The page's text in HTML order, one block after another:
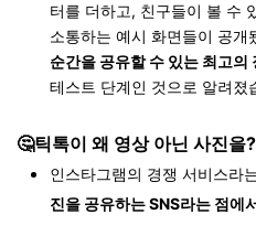
터를 더하고, 친구들이 볼 수
소통하는 예시 화면들이 공개
순간을 공유할 수 있는 최고의
테스트 단계인 것으로 알려졌
🤔틱톡이 왜 영상 아닌 사진을?
인스타그램의 경쟁 서비스라
진을 공유하는 SNS라는 점에